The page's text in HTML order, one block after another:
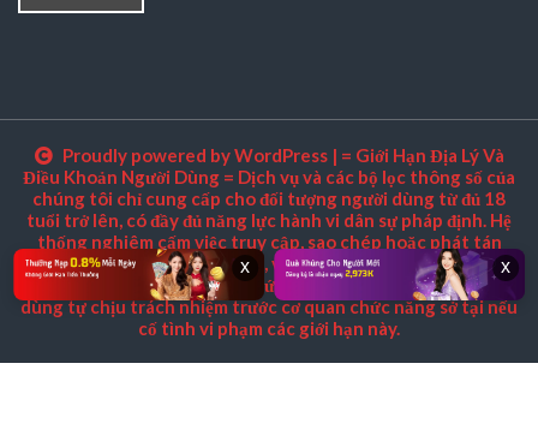
Proudly powered by WordPress | = Giới Hạn Địa Lý Và
Điều Khoản Người Dùng = Dịch vụ và các bộ lọc thông số của
chúng tôi chỉ cung cấp cho đối tượng người dùng từ đủ 18
tuổi trở lên, có đầy đủ năng lực hành vi dân sự pháp định. Hệ
thống nghiêm cấm việc truy cập, sao chép hoặc phát tán
thông tin này từ các quốc gia, vùng lãnh thổ áp đặt lệnh cấm
tuyệt đối đối với các hình thức cá cược trực tuyến. Người
dùng tự chịu trách nhiệm trước cơ quan chức năng sở tại nếu
cố tình vi phạm các giới hạn này.
x x